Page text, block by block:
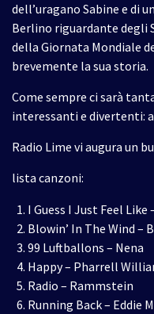
dell’uragano Sabine e di
Berlino riguardante degli
della Giornata Mondiale
brevemente la sua storia.
Come sempre ci sarà
interessanti e divertenti:
Radio Lime vi augura un
lista canzoni:
I Guess I Just Feel Like
Blowin’ In The Wind –
99 Luftballons – Nena
Happy – Pharrell
Radio – Rammstein
Running Back – Eddie